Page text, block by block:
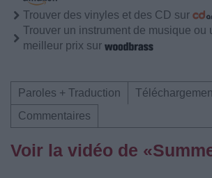
Trouver des vinyles et des CD sur
Trouver un instrument de musique ou
meilleur prix sur
Paroles + Traduction
Commentaires
Voir la vidéo de